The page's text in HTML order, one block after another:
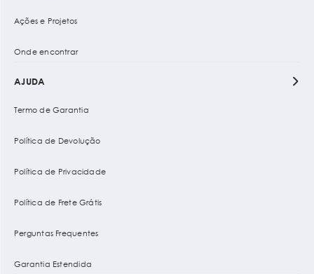
Ações e Projetos
Onde encontrar
AJUDA
Termo de Garantia
Política de Devolução
Política de Privacidade
Política de Frete Grátis
Perguntas Frequentes
Garantia Estendida